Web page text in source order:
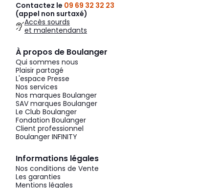
Contactez le 09 69 32 32 23
(appel non surtaxé)
Accès sourds
et malentendants
À propos de Boulanger
Qui sommes nous
Plaisir partagé
L'espace Presse
Nos services
Nos marques Boulanger
SAV marques Boulanger
Le Club Boulanger
Fondation Boulanger
Client professionnel
Boulanger INFINITY
Informations légales
Nos conditions de Vente
Les garanties
Mentions légales